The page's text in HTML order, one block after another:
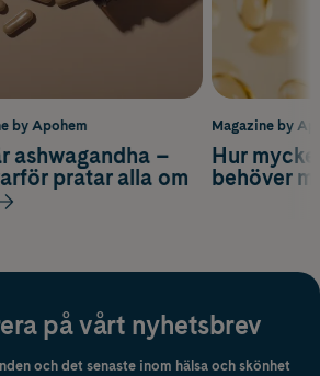
Magazine by
Hur
behöver
by Apohem
ashwagandha –
pratar alla om
på vårt nyhetsbrev
och det senaste inom hälsa och skönhet